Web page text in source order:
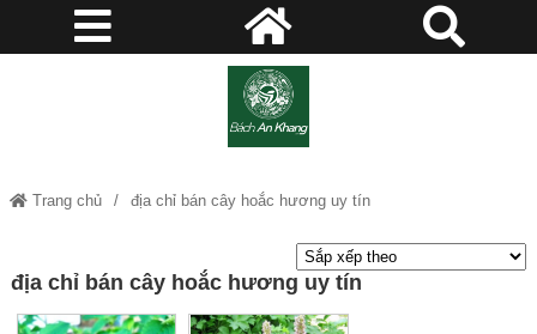
Trang chủ địa chỉ bán cây hoắc hương uy tín
địa chỉ bán cây hoắc hương uy tín